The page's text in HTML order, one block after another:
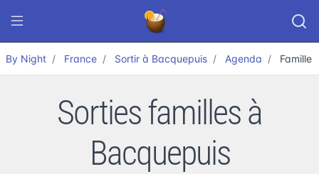
By Night France Sortir à Bacquepuis Agenda Famille
Sorties familles à
Bacquepuis